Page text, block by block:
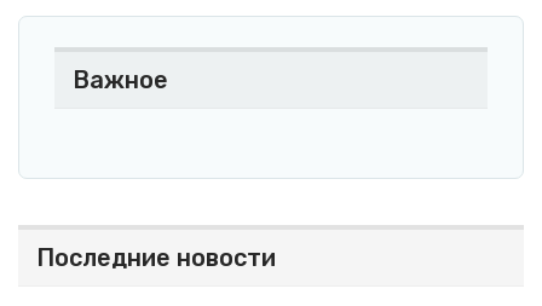
Важное
Последние новости